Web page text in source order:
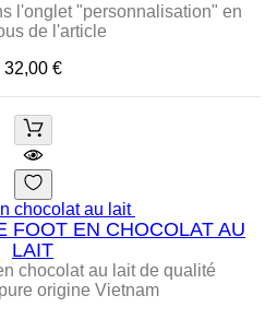
l'onglet "personnalisation" en
de l'article
32,00 €Prix
FOOT EN CHOCOLAT AU
LAIT
chocolat au lait de qualité
origine Vietnam